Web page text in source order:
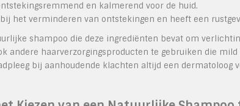
en kalmerend voor de huid.
het verminderen van ontstekingen en heeft een
shampoo die deze ingrediënten bevat om
andere haarverzorgingsproducten te gebruiken die
bij aanhoudende klachten altijd een dermatoloog